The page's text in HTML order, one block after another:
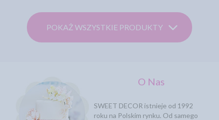
POKAŻ WSZYSTKIE PRODUKTY
O Nas
SWEET DECOR istnieje od 1992
roku na Polskim rynku. Od samego